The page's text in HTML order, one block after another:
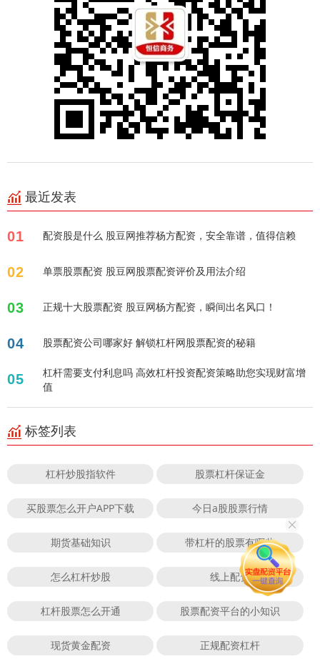
最近发表
01 配资股是什么 股豆网推荐杨方配资，安全靠谱，值得信赖
02 单票股票配资 股豆网股票配资评价及用法介绍
03 正规十大股票配资 股豆网杨方配资，瞬间出名风口！
04 股票配资公司哪家好 解锁杠杆网股票配资的秘籍
05
杠杆需要支付利息吗 高效杠杆投资配资策略助您实现财富增
值
标签列表
杠杆炒股指软件 股票杠杆保证金
买股票怎么开户APP下载 今日a股股票行情
期货基础知识 带杠杆的股票有哪些
怎么杠杆炒股 线上配资
杠杆股票怎么开通 股票配资平台的小知识
现货黄金配资 正规配资杠杆